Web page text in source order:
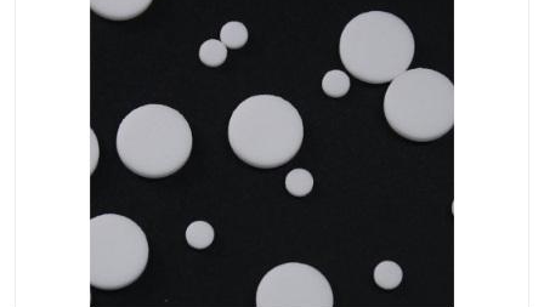
QuEChERS SPE填料
过滤器/滤膜
多功能净化柱 SPE配件
96孔板